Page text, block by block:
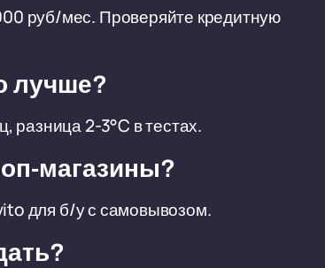
руб/мес. Проверяйте кредитную
лучше?
разница 2-3°C в тестах.
магазины?
для б/у с самовывозом.